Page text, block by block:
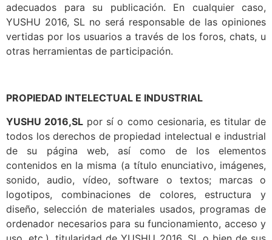
adecuados para su publicación. En cualquier caso,
YUSHU 2016, SL no será responsable de las opiniones
vertidas por los usuarios a través de los foros, chats, u
otras herramientas de participación.
PROPIEDAD INTELECTUAL E INDUSTRIAL
YUSHU 2016,SL por sí o como cesionaria, es titular de
todos los derechos de propiedad intelectual e industrial
de su página web, así como de los elementos
contenidos en la misma (a título enunciativo, imágenes,
sonido, audio, vídeo, software o textos; marcas o
logotipos, combinaciones de colores, estructura y
diseño, selección de materiales usados, programas de
ordenador necesarios para su funcionamiento, acceso y